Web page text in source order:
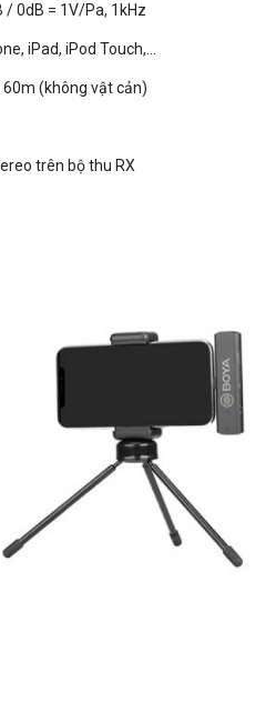
/ 0dB = 1V/Pa, 1kHz
iPad, iPod Touch,...
(không vật cản)
trên bộ thu RX